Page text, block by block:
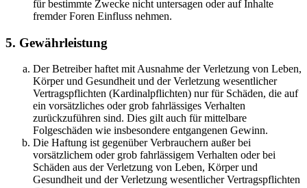
für bestimmte Zwecke nicht untersagen oder auf Inhalte
fremder Foren Einfluss nehmen.
5. Gewährleistung
Der Betreiber haftet mit Ausnahme der Verletzung von Leben,
Körper und Gesundheit und der Verletzung wesentlicher
Vertragspflichten (Kardinalpflichten) nur für Schäden, die auf
ein vorsätzliches oder grob fahrlässiges Verhalten
zurückzuführen sind. Dies gilt auch für mittelbare
Folgeschäden wie insbesondere entgangenen Gewinn.
Die Haftung ist gegenüber Verbrauchern außer bei
vorsätzlichem oder grob fahrlässigem Verhalten oder bei
Schäden aus der Verletzung von Leben, Körper und
Gesundheit und der Verletzung wesentlicher Vertragspflichten